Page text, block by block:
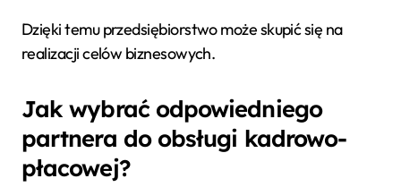
Dzięki temu przedsiębiorstwo może skupić się na
realizacji celów biznesowych.
Jak wybrać odpowiedniego
partnera do obsługi kadrowo-
płacowej?